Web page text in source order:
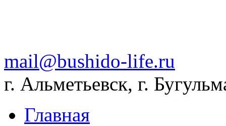
mail@bushido-life.ru
г. Альметьевск, г.
Главная